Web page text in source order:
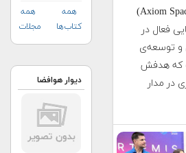
شرکت اکسیوم اسپیس (Axiom Space)
فعال در
و توسعه‌ی
که هدفش
در مدار
همه
کتاب‌ها
همه
مجلات
دیوار هوافضا